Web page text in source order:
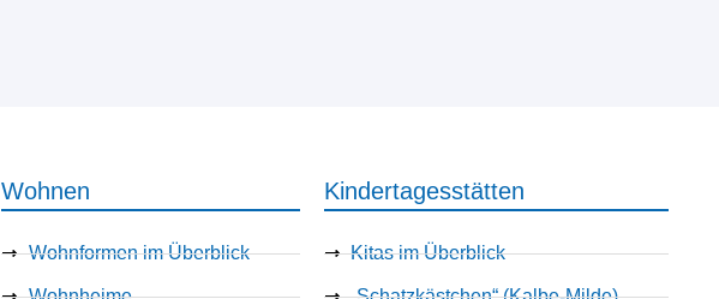
Wohnen
Wohnformen im Überblick
Kindertagesstätten
Kitas im Überblick